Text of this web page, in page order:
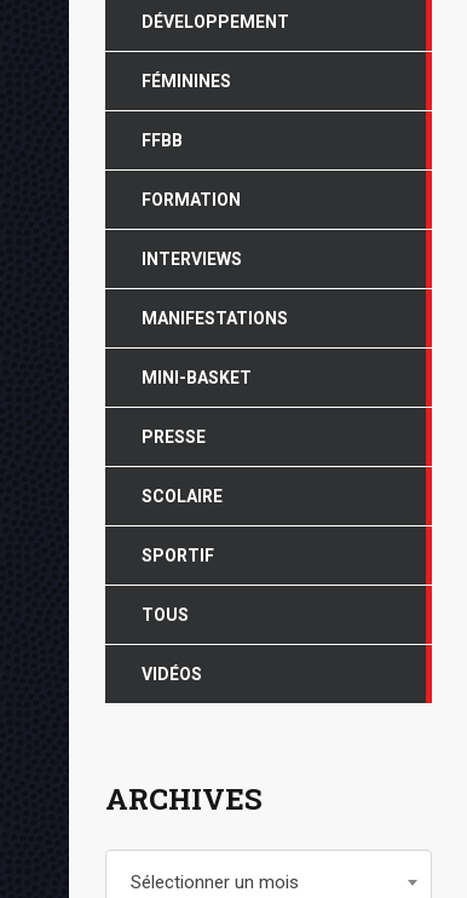
DÉVELOPPEMENT
FÉMININES
FFBB
FORMATION
INTERVIEWS
MANIFESTATIONS
MINI-BASKET
PRESSE
SCOLAIRE
SPORTIF
TOUS
VIDÉOS
ARCHIVES
Sélectionner un mois